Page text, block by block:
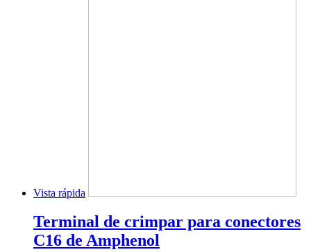
Vista rápida
Terminal de crimpar para conectores
C16 de Amphenol